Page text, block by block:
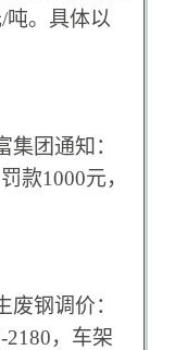
吨。具体以
集团通知：
款1000元，
废钢调价：
2180，车架